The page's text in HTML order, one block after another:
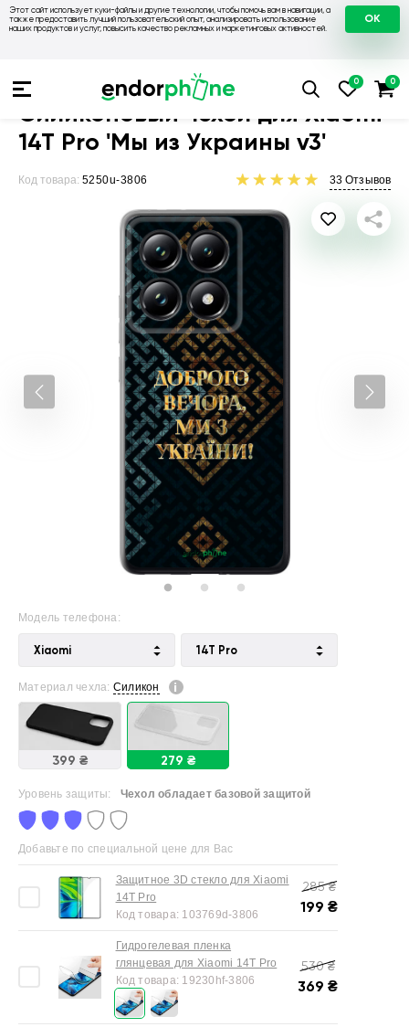
Этот сайт использует куки-файлы и другие технологии, чтобы помочь вам в навигации, а
также предоставить лучший пользовательский опыт, анализировать использование
наших продуктов и услуг, повысить качество рекламных и маркетинговых активностей.
OK
Чехлы на Xiaomi Чехол для Xiaomi
Силиконовый чехол для Xiaomi
14T Pro 'Мы из Украины v3'
Код товара: 5250u-3806 33 Отзывов
Модель телефона:
Xiaomi 14T Pro
Материал чехла: Силикон
399 ₴ 279 ₴
Уровень защиты: Чехол обладает базовой защитой
Добавьте по специальной цене для Вас
Защитное 3D стекло для Xiaomi
14T Pro
Код товара: 103769d-3806
285₴
199 ₴
Гидрогелевая пленка
глянцевая для Xiaomi 14T Pro
Код товара: 19230hf-3806
530₴
369 ₴